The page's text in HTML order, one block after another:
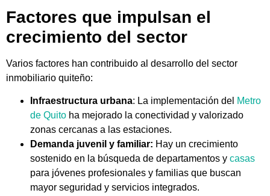
Factores que impulsan el
crecimiento del sector
Varios factores han contribuido al desarrollo del sector
inmobiliario quiteño:
Infraestructura urbana: La implementación del Metro
de Quito ha mejorado la conectividad y valorizado
zonas cercanas a las estaciones.
Demanda juvenil y familiar: Hay un crecimiento
sostenido en la búsqueda de departamentos y casas
para jóvenes profesionales y familias que buscan
mayor seguridad y servicios integrados.